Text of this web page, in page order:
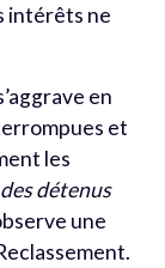
intérêts ne
en
et
les
des détenus
une